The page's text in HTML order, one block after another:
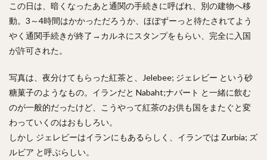
この日は、暗くなったあと通関の手続きに呼ばれ、別の建物へ移
動。3～4時間はかかっただろうか、ほぼずーっと待たされてよう
やく通関手続きが終了→カルネにスタンプをもらい、完全に入国
が許可された。
写真は、夜分けてもらった紅茶と、Jelebee; ジェレビー という砂
糖菓子のようなもの。イランだと Nabaht;ナバート と一緒に飲む
のが一般的だったけど、こうやって紅茶のお供も国をまたぐと変
わっていくのはおもしろい。
しかし ジェレビーはイランにもあるらしく、イランでは Zurbia; ズ
ルビア と呼ぶらしい。